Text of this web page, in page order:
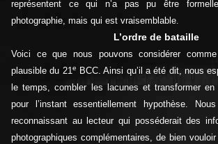
représentent ce qui n’a pas pu être
photographie, mais qui est vraisemblable.
L’ordre de bataille
Voici ce que nous pouvons considérer
plausible du 21e
BCC. Ainsi qu’il a été dit, nous
le temps, combler les lacunes et transformer
pour l’instant essentiellement hypothèse.
reconnaissant au lecteur qui posséderait des
photographiques complémentaires, de bien